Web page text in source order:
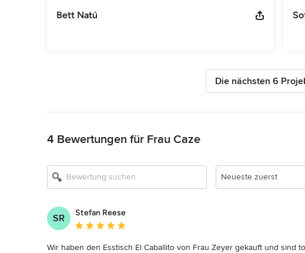
Bett Natú
Die nächsten 6
4 Bewertungen für Frau Caze
Neueste zuerst
SR
Stefan Reese
Durchschnittliche Bewertung: 5 von 5 Sternen
Wir haben den Esstisch El Caballito von Frau Zeyer gekauft und sind